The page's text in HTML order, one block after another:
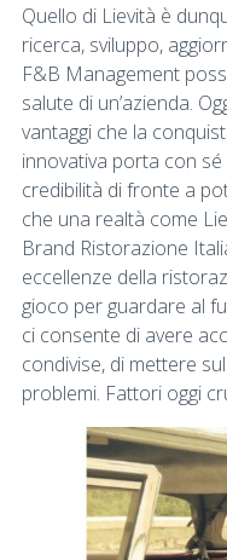
Quello di Lievità è
ricerca, sviluppo,
F&B Management
salute di un’azienda.
vantaggi che la
innovativa porta con
credibilità di fronte a
che una realtà come
Brand Ristorazione
eccellenze della
gioco per guardare al
ci consente di avere
condivise, di mettere
problemi. Fattori oggi